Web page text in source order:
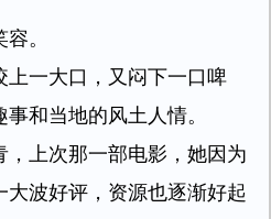
。
上一大口，又闷下一口啤
和当地的风土人情。
，上次那一部电影，她因为
波好评，资源也逐渐好起